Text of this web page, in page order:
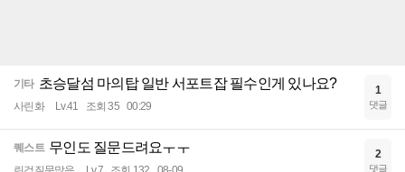
기타 초승달섬 마의탑 일반 서포트잡 필수인게 있나요?
사린화 Lv.41 조회 35 00:29
1
댓글
퀘스트 무인도 질문드려요ㅜㅜ 2
댓글